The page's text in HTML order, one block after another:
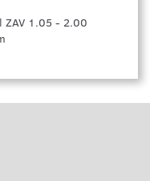
ZAV 1.05 - 2.00